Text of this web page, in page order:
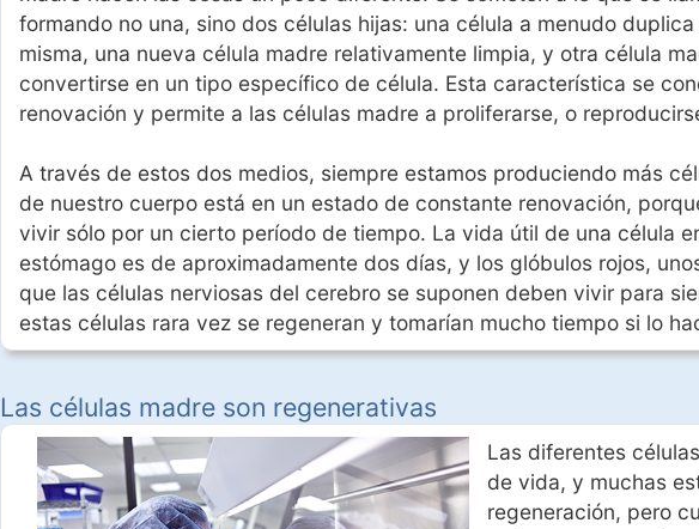
formando no una, sino dos células hijas: una célula a menudo
misma, una nueva célula madre relativamente limpia, y otra célula
convertirse en un tipo específico de célula. Esta característica se
renovación y permite a las células madre a proliferarse, o
A través de estos dos medios, siempre estamos produciendo más
de nuestro cuerpo está en un estado de constante renovación,
vivir sólo por un cierto período de tiempo. La vida útil de una célula
estómago es de aproximadamente dos días, y los glóbulos rojos,
que las células nerviosas del cerebro se suponen deben vivir para
estas células rara vez se regeneran y tomarían mucho tiempo si lo
Las células madre son regenerativas
Las diferentes
de vida, y muchas
regeneración, pero